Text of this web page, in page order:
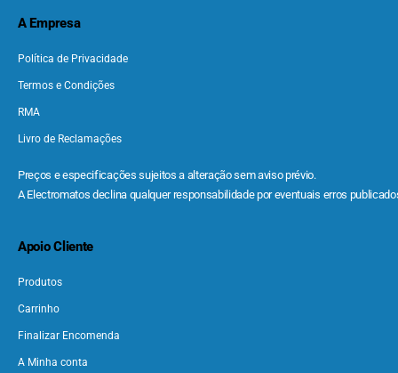
A Empresa
Política de Privacidade
Termos e Condições
RMA
Livro de Reclamações
Preços e especificações sujeitos a alteração sem aviso prévio.
A Electromatos declina qualquer responsabilidade por eventuais erros
Apoio Cliente
Produtos
Carrinho
Finalizar Encomenda
A Minha conta